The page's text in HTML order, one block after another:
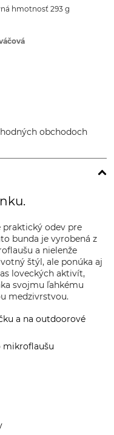
hmotnosť 293 g
obchodoch
praktický odev pre
bunda je vyrobená z
a nielenže
štýl, ale ponúka aj
loveckých aktivít,
svojmu ľahkému
medzivrstvou.
a na outdoorové
mikroflaušu